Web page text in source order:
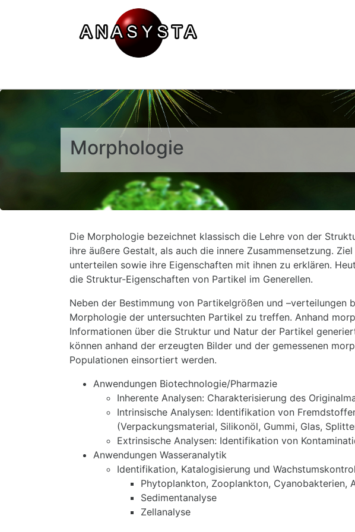
Morphologie
Die Morphologie bezeichnet klassisch die Lehre von der
ihre äußere Gestalt, als auch die innere Zusammensetzung.
unterteilen sowie ihre Eigenschaften mit ihnen zu erklären.
die Struktur-Eigenschaften von Partikel im Generellen.
Neben der Bestimmung von Partikelgrößen und
Morphologie der untersuchten Partikel zu treffen. Anhand
Informationen über die Struktur und Natur der Partikel
können anhand der erzeugten Bilder und der gemessenen
Populationen einsortiert werden.
Anwendungen Biotechnologie/Pharmazie
Inherente Analysen: Charakterisierung des
Intrinsische Analysen: Identifikation von
(Verpackungsmaterial, Silikonöl, Gummi, Glas,
Extrinsische Analysen: Identifikation von
Anwendungen Wasseranalytik
Identifikation, Katalogisierung und
Phytoplankton, Zooplankton, Cyanobakterien,
Sedimentanalyse
Zellanalyse